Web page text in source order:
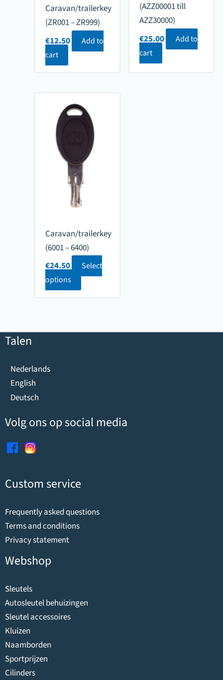
Caravan/trailerkey
(ZR001 – ZR999)
€12.50
Add to
cart
(AZZ00001 till
AZZ30000)
€25.00
Add to
cart
Caravan/trailerkey
(6001 – 6400)
€24.50
Select
options
Talen
Nederlands
English
Deutsch
Volg ons op social media
Custom service
Frequently asked questions
Terms and conditions
Privacy statement
Webshop
Sleutels
Autosleutel behuizingen
Sleutel accessoires
Kluizen
Naamborden
Sportprijzen
Cilinders